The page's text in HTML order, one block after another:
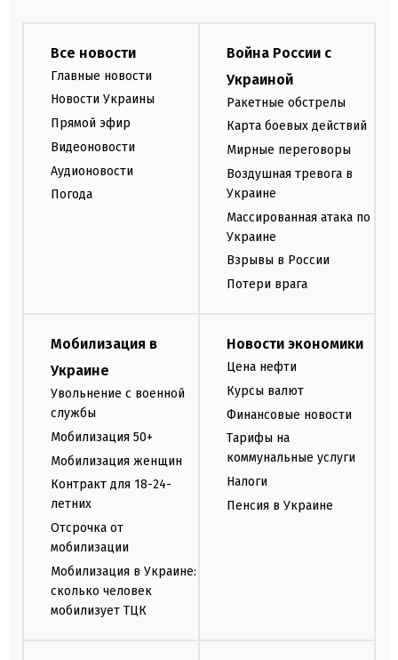
Все новости
Главные новости
Новости Украины
Прямой эфир
Видеоновости
Аудионовости
Погода
Война России с
Украиной
Ракетные обстрелы
Карта боевых действий
Мирные переговоры
Воздушная тревога в
Украине
Массированная атака по
Украине
Взрывы в России
Потери врага
Мобилизация в
Украине
Увольнение с военной
службы
Мобилизация 50+
Мобилизация женщин
Контракт для 18-24-
летних
Отсрочка от
мобилизации
Мобилизация в Украине:
сколько человек
мобилизует ТЦК
Новости экономики
Цена нефти
Курсы валют
Финансовые новости
Тарифы на
коммунальные услуги
Налоги
Пенсия в Украине